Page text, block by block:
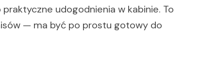
udogodnienia w kabinie. To
— ma być po prostu gotowy do